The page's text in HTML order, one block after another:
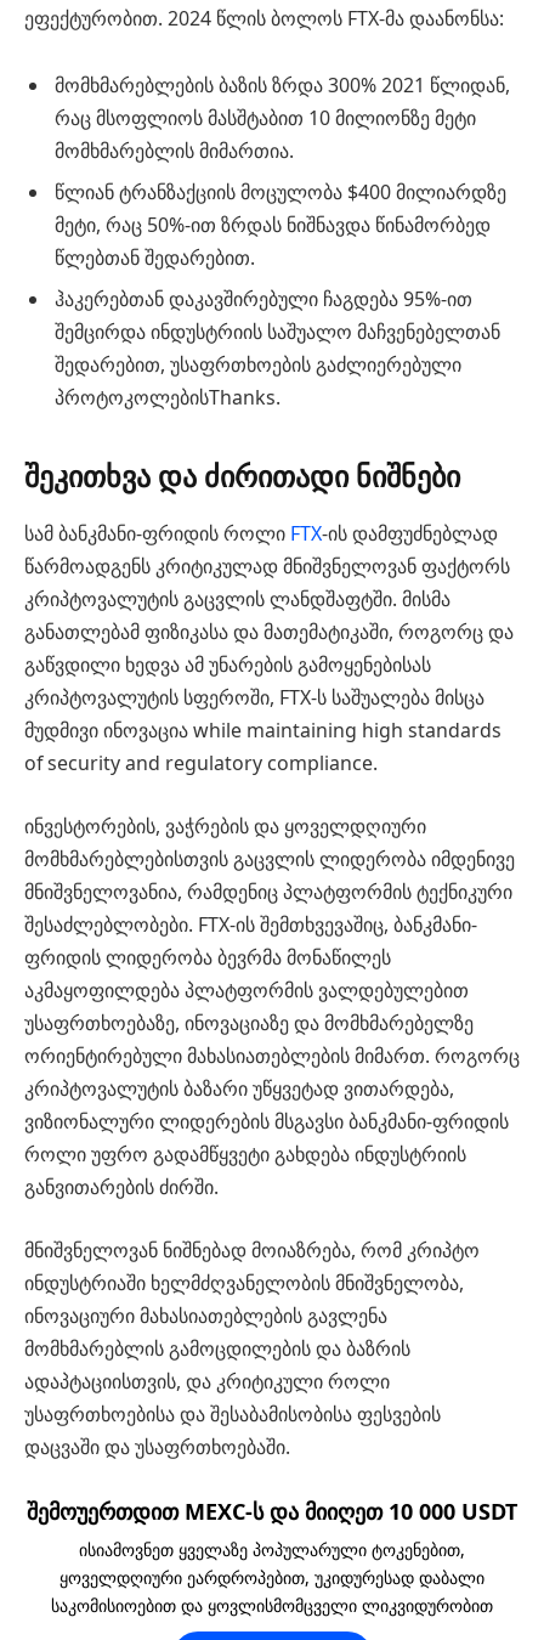
ეფექტურობით. 2024 წლის ბოლოს FTX-მა დაანონსა:
მომხმარებლების ბაზის ზრდა 300% 2021 წლიდან,
რაც მსოფლიოს მასშტაბით 10 მილიონზე მეტი
მომხმარებლის მიმართია.
წლიან ტრანზაქციის მოცულობა $400 მილიარდზე
მეტი, რაც 50%-ით ზრდას ნიშნავდა წინამორბედ
წლებთან შედარებით.
ჰაკერებთან დაკავშირებული ჩაგდება 95%-ით
შემცირდა ინდუსტრიის საშუალო მაჩვენებელთან
შედარებით, უსაფრთხოების გაძლიერებული
პროტოკოლებისThanks.
შეკითხვა და ძირითადი ნიშნები
სამ ბანკმანი-ფრიდის როლი FTX-ის დამფუძნებლად
წარმოადგენს კრიტიკულად მნიშვნელოვან ფაქტორს
კრიპტოვალუტის გაცვლის ლანდშაფტში. მისმა
განათლებამ ფიზიკასა და მათემატიკაში, როგორც და
გაწვდილი ხედვა ამ უნარების გამოყენებისას
კრიპტოვალუტის სფეროში, FTX-ს საშუალება მისცა
მუდმივი ინოვაცია while maintaining high standards
of security and regulatory compliance.
ინვესტორების, ვაჭრების და ყოველდღიური
მომხმარებლებისთვის გაცვლის ლიდერობა იმდენივე
მნიშვნელოვანია, რამდენიც პლატფორმის ტექნიკური
შესაძლებლობები. FTX-ის შემთხვევაშიც, ბანკმანი-
ფრიდის ლიდერობა ბევრმა მონაწილეს
აკმაყოფილდება პლატფორმის ვალდებულებით
უსაფრთხოებაზე, ინოვაციაზე და მომხმარებელზე
ორიენტირებული მახასიათებლების მიმართ. როგორც
კრიპტოვალუტის ბაზარი უწყვეტად ვითარდება,
ვიზიონალური ლიდერების მსგავსი ბანკმანი-ფრიდის
როლი უფრო გადამწყვეტი გახდება ინდუსტრიის
განვითარების ძირში.
მნიშვნელოვან ნიშნებად მოიაზრება, რომ კრიპტო
ინდუსტრიაში ხელმძღვანელობის მნიშვნელობა,
ინოვაციური მახასიათებლების გავლენა
მომხმარებლის გამოცდილების და ბაზრის
ადაპტაციისთვის, და კრიტიკული როლი
უსაფრთხოებისა და შესაბამისობისა ფესვების
დაცვაში და უსაფრთხოებაში.
შემოუერთდით MEXC-ს და მიიღეთ 10 000 USDT
ისიამოვნეთ ყველაზე პოპულარული ტოკენებით,
ყოველდღიური ეარდროპებით, უკიდურესად დაბალი
საკომისიოებით და ყოვლისმომცველი ლიკვიდურობით